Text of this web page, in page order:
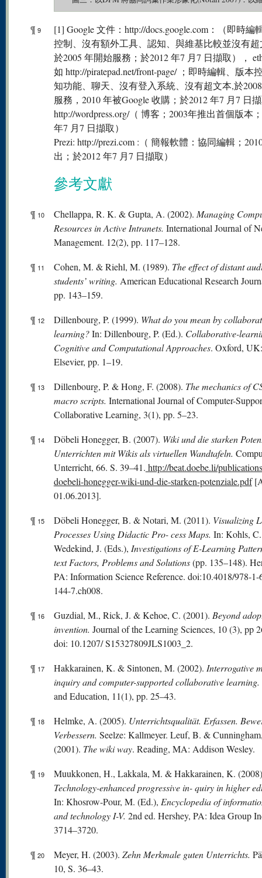
¶ 9
[1] Google 文件：http://docs.google.com：（即時編
控制、沒有額外工具、認知、與維基比較並沒有
於2005 年開始服務；於2012 年7 月7 日擷取），
如 http://piratepad.net/front-page/ ；即時編輯、版本
知功能、聊天、沒有登入系統、沒有超文本,於
服務，2010 年被Google 收購；於2012 年7 月7 日
http://wordpress.org/（ 博客；2003年推出首個版本
年7 月7 日擷取）
Prezi: http://prezi.com :（ 簡報軟體：協同編輯；
出；於2012 年7 月7 日擷取）
參考文獻
¶ 10 Chellappa, R. K. & Gupta, A. (2002). Managing
Resources in Active Intranets. International Journal of
Management. 12(2), pp. 117–128.
¶ 11 Cohen, M. & Riehl, M. (1989). The effect of distant
students’ writing. American Educational Research
pp. 143–159.
¶ 12 Dillenbourg, P. (1999). What do you mean by
learning? In: Dillenbourg, P. (Ed.). Collaborative-
Cognitive and Computational Approaches. Oxford, UK:
Elsevier, pp. 1–19.
¶ 13 Dillenbourg, P. & Hong, F. (2008). The mechanics of
macro scripts. International Journal of Computer-
Collaborative Learning, 3(1), pp. 5–23.
¶ 14 Döbeli Honegger, B. (2007). Wiki und die starken
Unterrichten mit Wikis als virtuellen Wandtafeln.
Unterricht, 66. S. 39–41. http://beat.doebe.li/
doebeli-honegger-wiki-und-die-starken-potenziale.pdf
01.06.2013].
¶ 15 Döbeli Honegger, B. & Notari, M. (2011). Visualizing
Processes Using Didactic Pro- cess Maps. In: Kohls,
Wedekind, J. (Eds.), Investigations of E-Learning
text Factors, Problems and Solutions(pp. 135–148).
PA: Information Science Reference. doi:10.4018/978-1-
144-7.ch008.
¶ 16 Guzdial, M., Rick, J. & Kehoe, C. (2001). Beyond
invention. Journal of the Learning Sciences, 10 (3), pp
doi: 10.1207/ S15327809JLS1003_2.
¶ 17 Hakkarainen, K. & Sintonen, M. (2002). Interrogative
inquiry and computer-supported collaborative learning.
and Education, 11(1), pp. 25–43.
¶ 18 Helmke, A. (2005). Unterrichtsqualität. Erfassen.
Verbessern. Seelze: Kallmeyer. Leuf, B. &
(2001). The wiki way. Reading, MA: Addison Wesley.
¶ 19
Muukkonen, H., Lakkala, M. & Hakkarainen, K.
Technology-enhanced progressive in- quiry in higher
In: Khosrow-Pour, M. (Ed.), Encyclopedia of
and technology I-V. 2nd ed. Hershey, PA: Idea Group
3714–3720.
¶ 20 Meyer, H. (2003). Zehn Merkmale guten Unterrichts.
10, S. 36–43.